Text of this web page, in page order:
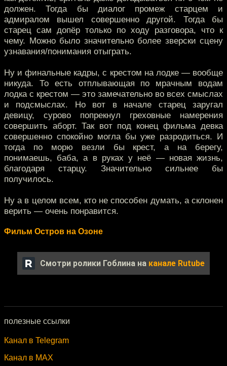
должен. Тогда бы диалог промеж старцем и
адмиралом вышел совершенно другой. Тогда бы
старец сам допёр только по ходу разговора, что к
чему. Можно было значительно более зверски сцену
узнавания/понимания отыграть.
Ну и финальные кадры, с крестом на лодке — вообще
никуда. То есть отплывающая по мрачным водам
лодка с крестом — это замечательно во всех смыслах
и подсмыслах. Но вот в начале старец заругал
девицу, сурово попрекнул греховные намерения
совершить аборт. Так вот под конец фильма девка
совершенно спокойно могла бы уже разродиться. И
тогда по морю везли бы крест, а на берегу,
понимаешь, баба, а в руках у неё — новая жизнь,
благодаря старцу. Значительно сильнее бы
получилось.
Ну а в целом всем, кто не способен думать, а склонен
верить — очень понравится.
Фильм Остров на Озоне
Смотри ролики Гоблина на канале Rutube
полезные ссылки
Канал в Telegram
Канал в MAX